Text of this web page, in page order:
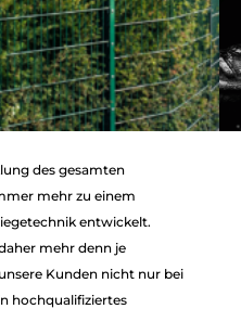
des gesamten
mehr zu einem
entwickelt.
mehr denn je
Kunden nicht nur bei
hochqualifiziertes